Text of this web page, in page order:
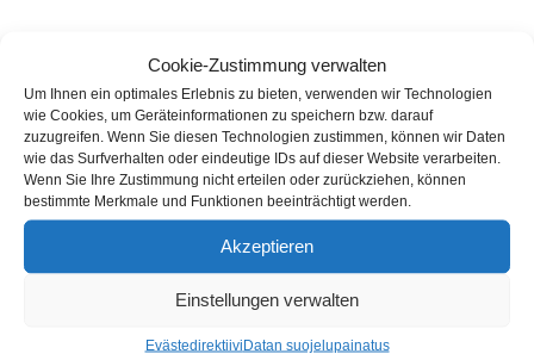
Cookie-Zustimmung verwalten
Um Ihnen ein optimales Erlebnis zu bieten, verwenden wir Technologien
wie Cookies, um Geräteinformationen zu speichern bzw. darauf
zuzugreifen. Wenn Sie diesen Technologien zustimmen, können wir Daten
wie das Surfverhalten oder eindeutige IDs auf dieser Website verarbeiten.
Wenn Sie Ihre Zustimmung nicht erteilen oder zurückziehen, können
bestimmte Merkmale und Funktionen beeinträchtigt werden.
Akzeptieren
Einstellungen verwalten
EvästedirektiiviDatan suojelupainatus
www.ec.europa.eu/consumers/odr
Emme ole velvollisia emmekä halua osallistua
riitojenratkaisumenettelyyn kuluttajan välimiesoikeudessa.
Graffitinpoistaja -> istockphoto / schfer